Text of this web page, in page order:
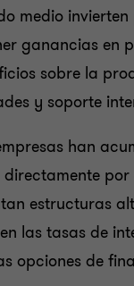
medio
ganancias en
sobre la
y soporte
han
estructuras
las tasas de
opciones de